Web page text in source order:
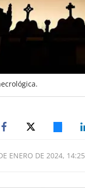
ENERO DE 2024, 14:25